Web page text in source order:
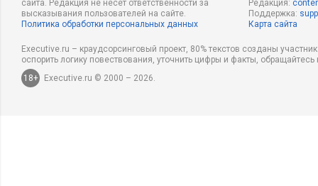
сайта. Редакция не несет ответственности за
высказывания пользователей на сайте.
Политика обработки персональных данных
Редакция:
Поддержка:
Карта сайта
Executive.ru – краудсорсинговый проект, 80% текстов созданы
оспорить логику повествования, уточнить цифры и факты,
18+
Executive.ru © 2000 – 2026.